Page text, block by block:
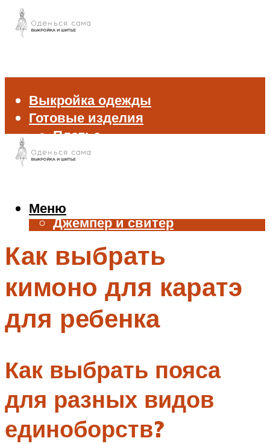
Выкройка одежды
Готовые изделия
Платье
Брюки
Жилет
Джемпер и свитер
Аксессуары
Меню
Меню
Как выбрать
кимоно для каратэ
для ребенка
Как выбрать пояса
для разных видов
единоборств?